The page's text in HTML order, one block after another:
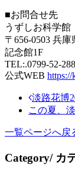
■お問合せ先
うずしお科学館
〒656-0503 兵
記念館1F
TEL:.0799-52-
公式WEB https://
淡路花博
この夏、
一覧ページへ戻
Category/ カ